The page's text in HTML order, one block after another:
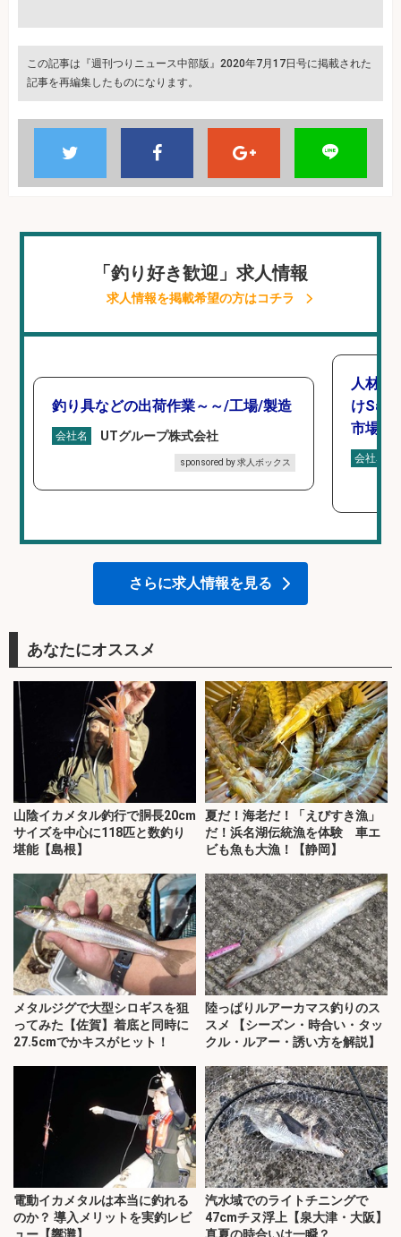
この記事は『週刊つりニュース中部版』2020年7月17日号に掲載された
記事を再編集したものになります。
「釣り好き歓迎」求人情報
求人情報を掲載希望の方はコチラ
釣り具などの出荷作業～～/工場/製造
会社名 UTグループ株式会社
sponsored by 求人ボックス
人材紹
け
市場上
会社名
さらに求人情報を見る
あなたにオススメ
山陰イカメタル釣行で胴長20cm
サイズを中心に118匹と数釣り
堪能【島根】
夏だ！海老だ！「えびすき漁」
だ！浜名湖伝統漁を体験 車エ
ビも魚も大漁！【静岡】
メタルジグで大型シロギスを狙
ってみた【佐賀】着底と同時に
27.5cmでかキスがヒット！
陸っぱりルアーカマス釣りのス
スメ 【シーズン・時合い・タッ
クル・ルアー・誘い方を解説】
電動イカメタルは本当に釣れる
のか？ 導入メリットを実釣レビ
ュー【響灘】
汽水域でのライトチニングで
47cmチヌ浮上【泉大津・大阪】
真夏の時合いは一瞬？